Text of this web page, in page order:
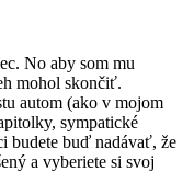
No aby som mu
mohol skončiť.
autom (ako v mojom
sympatické
budete buď nadávať, že
a vyberiete si svoj